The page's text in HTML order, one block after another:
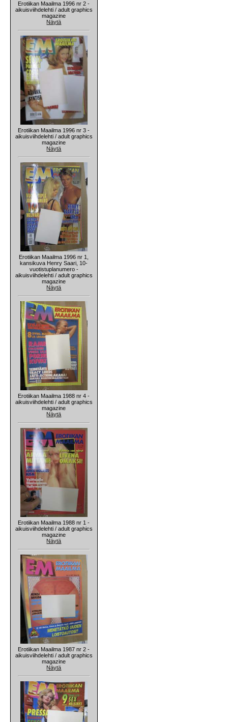
Erotiikan Maailma 1996 nr 2 -
aikuisviihdelehti / adult graphics
magazine
Näytä
Erotiikan Maailma 1996 nr 3 -
aikuisviihdelehti / adult graphics
magazine
Näytä
Erotiikan Maailma 1996 nr 1,
kansikuva Henry Saari, 10-
vuotistuplanumero -
aikuisviihdelehti / adult graphics
magazine
Näytä
Erotiikan Maailma 1988 nr 4 -
aikuisviihdelehti / adult graphics
magazine
Näytä
Erotiikan Maailma 1988 nr 1 -
aikuisviihdelehti / adult graphics
magazine
Näytä
Erotiikan Maailma 1987 nr 2 -
aikuisviihdelehti / adult graphics
magazine
Näytä